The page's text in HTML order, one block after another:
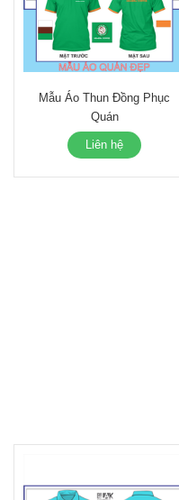
Mẫu Áo Thun Đồng Phục
Quán
Liên hệ